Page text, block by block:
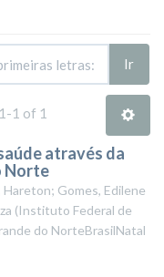
Ir
1 of 1
através da
Norte
Gomes, Edilene
(Instituto Federal de
do NorteBrasilNatal